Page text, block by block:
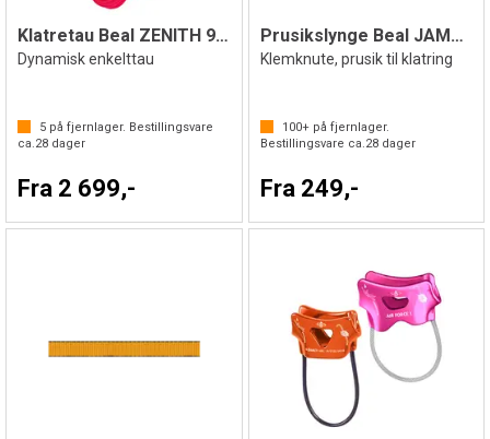
Klatretau Beal ZENITH 9,5mm
Dynamisk enkelttau
5 på fjernlager. Bestillingsvare
ca. 28 dager
Fra 2 699,-
Prusikslynge Beal JAMMY
Klemknute, prusik til klatring
100+på fjernlager.
Bestillingsvare ca. 28dager
Fra 249,-